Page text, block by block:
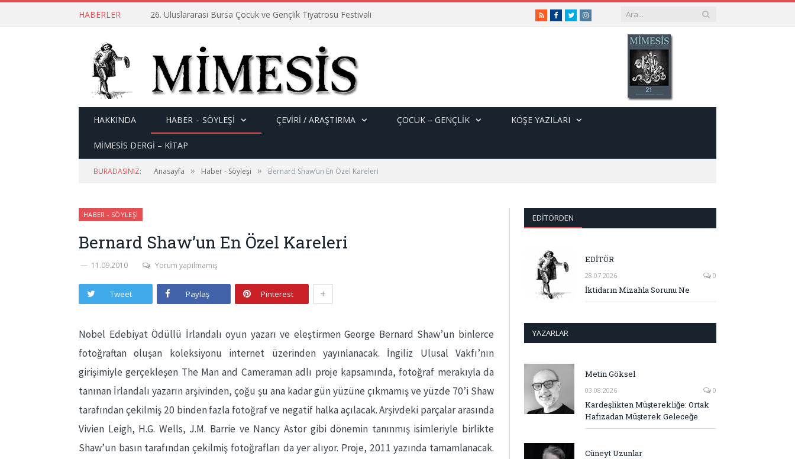
HABERLER 26. Uluslararası Bursa Çocuk ve Gençlik Tiyatrosu Festivali RSSFacebook
TwitterInstagram
HAKKINDA HABER – SÖYLEŞI ÇEVİRİ / ARAŞTIRMA ÇOCUK – GENÇLIK KÖŞE YAZILARI
MİMESİS DERGİ – KİTAP
BURADASINIZ: Anasayfa » Haber - Söyleşi » Bernard Shaw’un En Özel Kareleri
HABER - SÖYLEŞI
Bernard Shaw’un En Özel Kareleri
11.09.2010 Yorum yapılmamış
Tweet Paylaş Pinterest +
Nobel Edebiyat Ödüllü İrlandalı oyun yazarı ve eleştirmen George Bernard Shaw’un binlerce
fotoğraftan oluşan koleksiyonu internet üzerinden yayınlanacak. İngiliz Ulusal Vakfı’nın
girişimiyle gerçekleşen The Man and Cameraman adlı proje kapsamında, fotoğraf merakıyla da
tanınan İrlandalı yazarın arşivinden, çoğu şu ana kadar gün yüzüne çıkmamış ve yüzde 70’i Shaw
tarafından çekilmiş 20 binden fazla fotoğraf ve negatif halka açılacak. Arşivdeki parçalar arasında
Vivien Leigh, H.G. Wells, J.M. Barrie ve Nancy Astor gibi dönemin tanınmış isimleriyle birlikte
Shaw’un basın tarafından çekilmiş fotoğrafları da yer alıyor. Proje, 2011 yazında tamamlanacak.
EDITÖRDEN
EDİTÖR
28.07.2026 0
İktidarın Mizahla Sorunu Ne
YAZARLAR
Metin Göksel
03.08.2026 0
Kardeşlikten Müşterekliğe: Ortak
Hafızadan Müşterek Geleceğe
Cüneyt Uzunlar